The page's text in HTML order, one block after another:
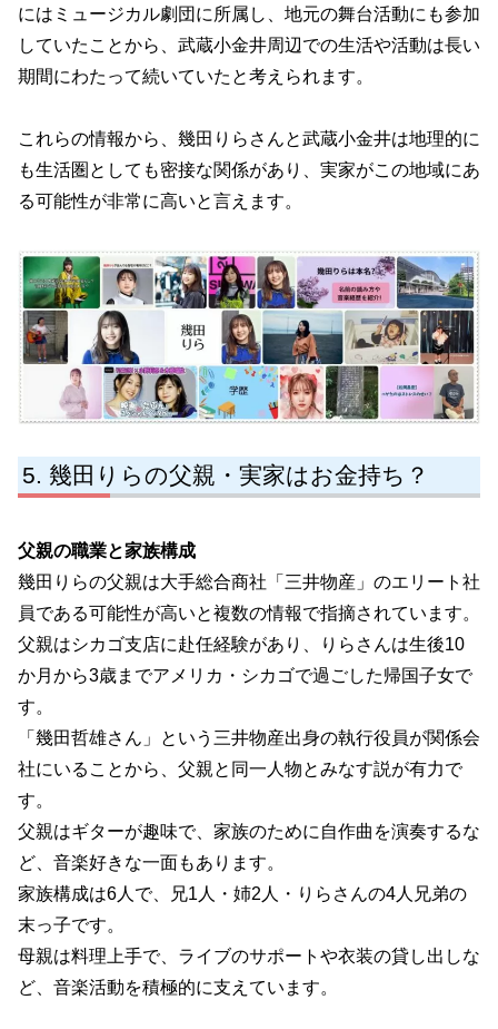
にはミュージカル劇団に所属し、地元の舞台活動にも参加
していたことから、武蔵小金井周辺での生活や活動は長い
期間にわたって続いていたと考えられます。
これらの情報から、幾田りらさんと武蔵小金井は地理的に
も生活圏としても密接な関係があり、実家がこの地域にあ
る可能性が非常に高いと言えます。
幾田りらの父親・実家はお金持ち？
父親の職業と家族構成
幾田りらの父親は大手総合商社「三井物産」のエリート社
員である可能性が高いと複数の情報で指摘されています。
父親はシカゴ支店に赴任経験があり、りらさんは生後10
か月から3歳までアメリカ・シカゴで過ごした帰国子女で
す。
「幾田哲雄さん」という三井物産出身の執行役員が関係会
社にいることから、父親と同一人物とみなす説が有力で
す。
父親はギターが趣味で、家族のために自作曲を演奏するな
ど、音楽好きな一面もあります。
家族構成は6人で、兄1人・姉2人・りらさんの4人兄弟の
末っ子です。
母親は料理上手で、ライブのサポートや衣装の貸し出しな
ど、音楽活動を積極的に支えています。